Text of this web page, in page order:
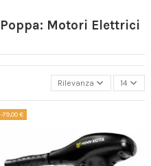
Motori Elettrici
Rilevanza 14
-79,00 €